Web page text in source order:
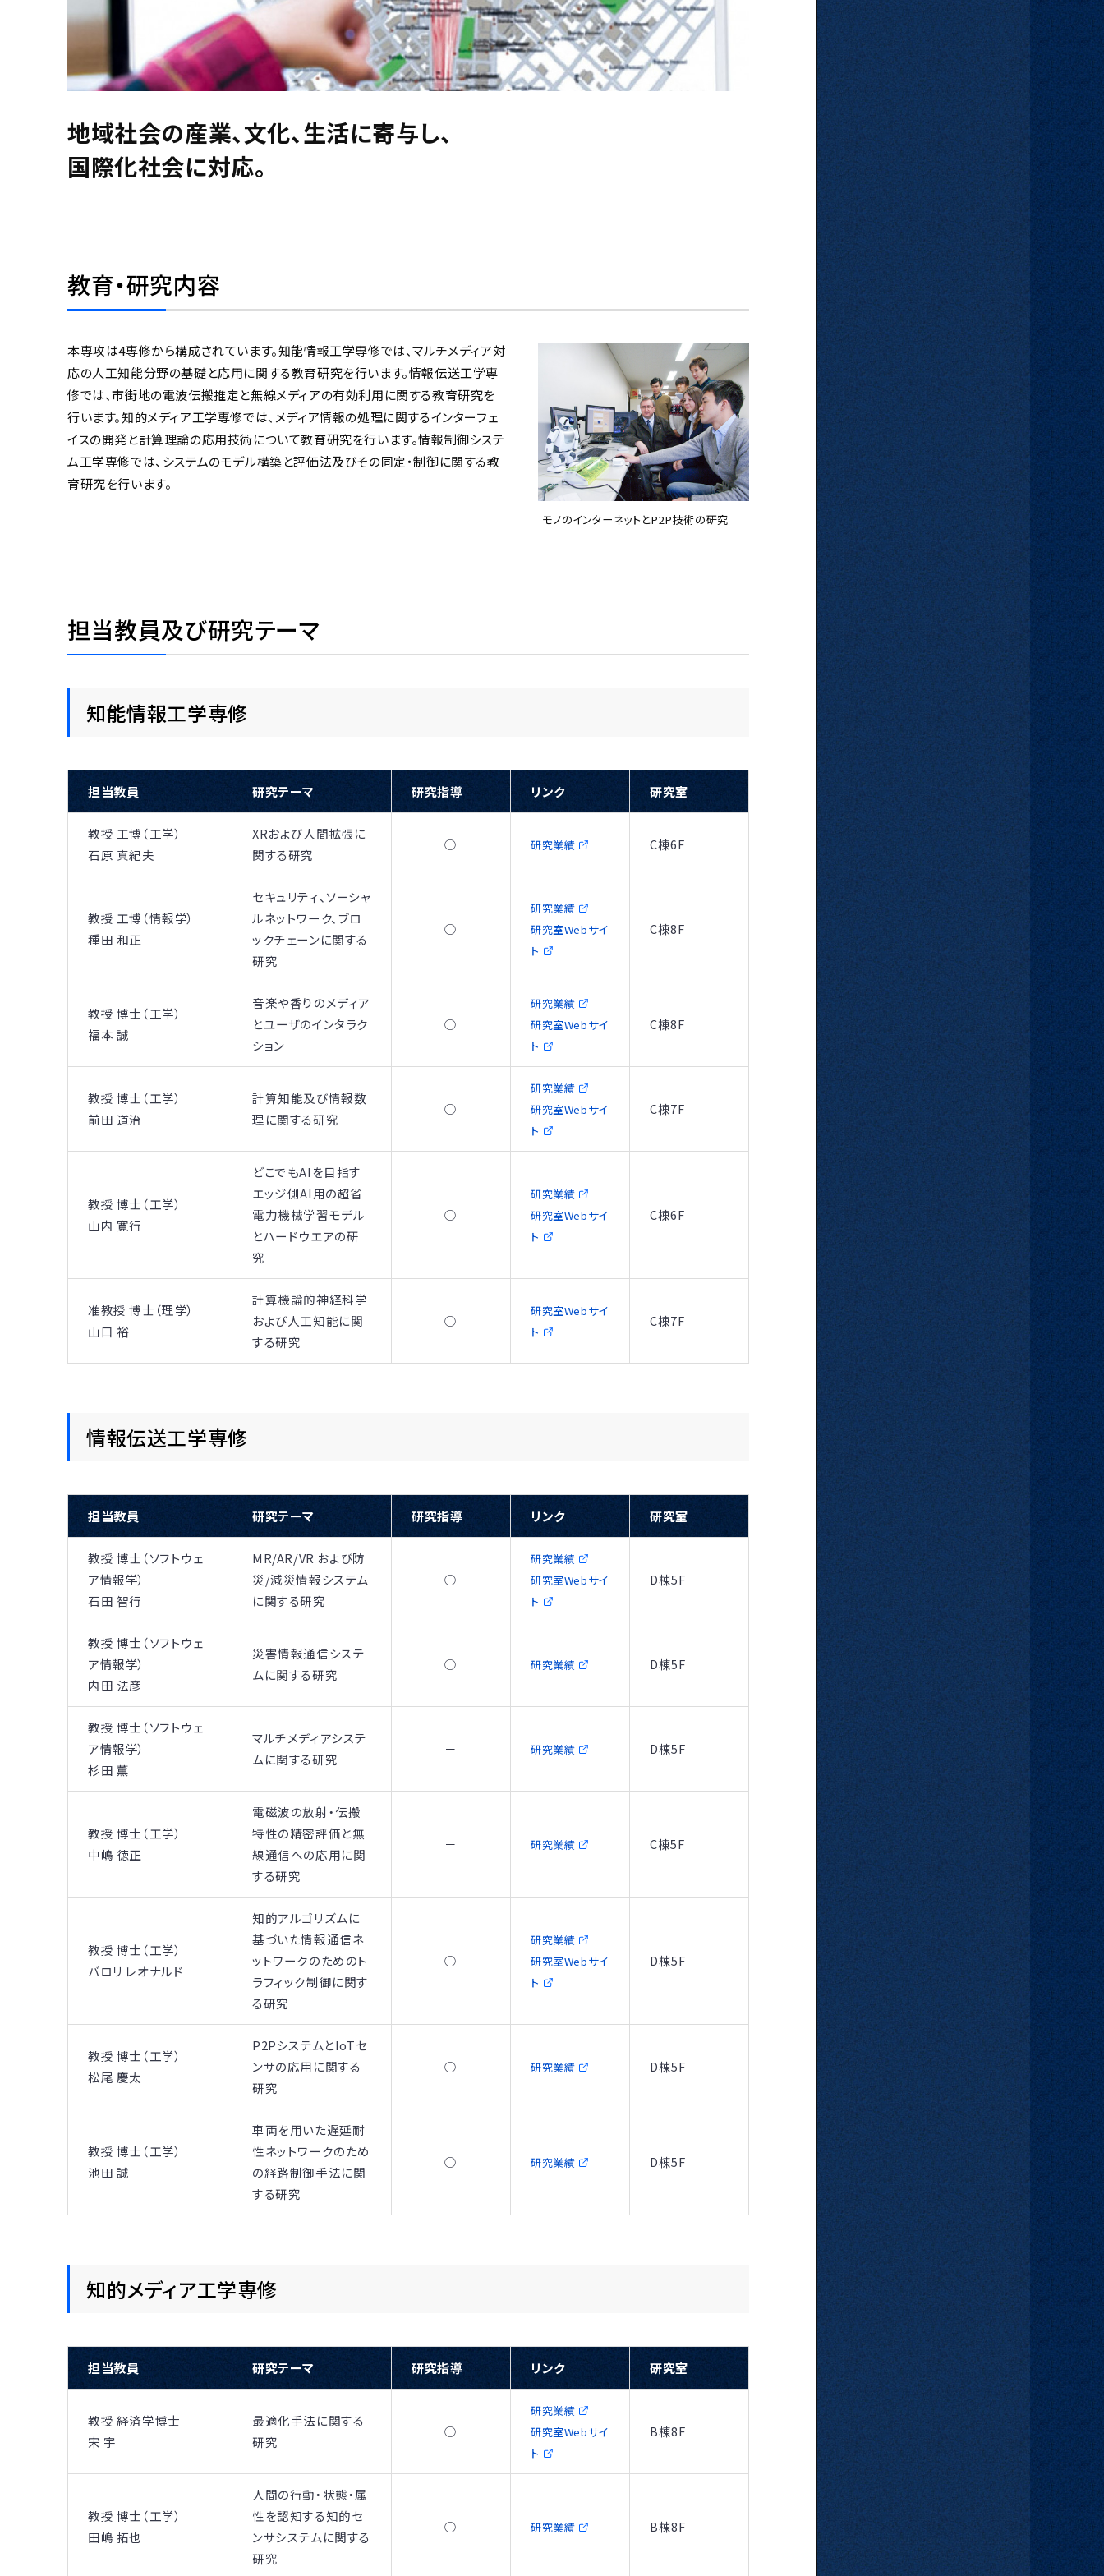
地域社会の産業、文化、生活に寄与し、
国際化社会に対応。
教育・研究内容
本専攻は4専修から構成されています。知能情報工学専修では、マルチメディア対
応の人工知能分野の基礎と応用に関する教育研究を行います。情報伝送工学専
修では、市街地の電波伝搬推定と無線メディアの有効利用に関する教育研究を
行います。知的メディア工学専修では、メディア情報の処理に関するインターフェ
イスの開発と計算理論の応用技術について教育研究を行います。情報制御システ
ム工学専修では、システムのモデル構築と評価法及びその同定・制御に関する教
育研究を行います。
モノのインターネットとP2P技術の研究
担当教員及び研究テーマ
知能情報工学専修
担当教員 研究テーマ 研究指導 リンク 研究室
教授 工博（工学）
石原 真紀夫
XRおよび人間拡張に
関する研究
○ 研究業績 C棟6F
教授 工博（情報学）
種田 和正
セキュリティ、ソーシャ
ルネットワーク、ブロ
ックチェーンに関する
研究
○
研究業績
研究室Webサイ
ト
C棟8F
教授 博士（工学）
福本 誠
音楽や香りのメディア
とユーザのインタラク
ション
○
研究業績
研究室Webサイ
ト
C棟8F
教授 博士（工学）
前田 道治
計算知能及び情報数
理に関する研究
○
研究業績
研究室Webサイ
ト
C棟7F
教授 博士（工学）
山内 寛行
どこでもAIを目指す
エッジ側AI用の超省
電力機械学習モデル
とハードウエアの研
究
○
研究業績
研究室Webサイ
ト
C棟6F
准教授 博士（理学）
山口 裕
計算機論的神経科学
および人工知能に関
する研究
○
研究室Webサイ
ト
C棟7F
情報伝送工学専修
担当教員 研究テーマ 研究指導 リンク 研究室
教授 博士（ソフトウェ
ア情報学）
石田 智行
MR/AR/VR および防
災/減災情報システム
に関する研究
○
研究業績
研究室Webサイ
ト
D棟5F
教授 博士（ソフトウェ
ア情報学）
内田 法彦
災害情報通信システ
ムに関する研究
○ 研究業績 D棟5F
教授 博士（ソフトウェ
ア情報学）
杉田 薫
マルチメディアシステ
ムに関する研究
－ 研究業績 D棟5F
教授 博士（工学）
中嶋 徳正
電磁波の放射・伝搬
特性の精密評価と無
線通信への応用に関
する研究
－ 研究業績 C棟5F
教授 博士（工学）
バロリ レオナルド
知的アルゴリズムに
基づいた情報通信ネ
ットワークのためのト
ラフィック制御に関す
る研究
○
研究業績
研究室Webサイ
ト
D棟5F
教授 博士（工学）
松尾 慶太
P2PシステムとIoTセ
ンサの応用に関する
研究
○ 研究業績 D棟5F
教授 博士（工学）
池田 誠
車両を用いた遅延耐
性ネットワークのため
の経路制御手法に関
する研究
○ 研究業績 D棟5F
知的メディア工学専修
担当教員 研究テーマ 研究指導 リンク 研究室
教授 経済学博士
宋 宇
最適化手法に関する
研究
○
研究業績
研究室Webサイ
ト
B棟8F
教授 博士（工学）
田嶋 拓也
人間の行動・状態・属
性を認知する知的セ
ンサシステムに関する
研究
○ 研究業績 B棟8F